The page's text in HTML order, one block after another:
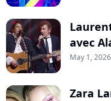
avec
May 1, 2026
Zara